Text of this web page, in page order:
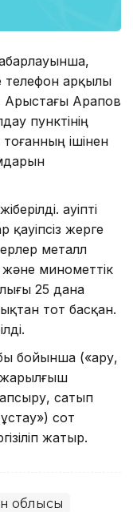
телефон арқылы
Арыстағы Арапов
пунктінің
ішінен
Қауіпті
жерге
металл
және минометтік
25 дана
тот басқан.
бойынша («Қару,
сатып
сот
жатыр.
облысы